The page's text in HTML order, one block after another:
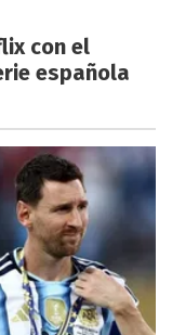
con el
española